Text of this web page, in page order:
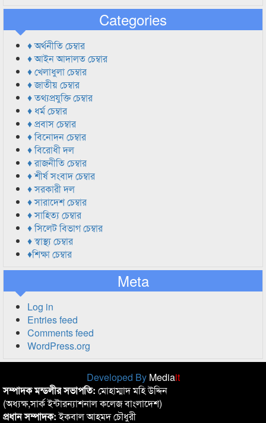
Categories
♦ অর্থনীতি চেম্বার
♦ আইন আদালত চেম্বার
♦ খেলাধুলা চেম্বার
♦ জাতীয় চেম্বার
♦ তথ্যপ্রযুক্তি চেম্বার
♦ ধর্ম চেম্বার
♦ প্রবাস চেম্বার
♦ বিনোদন চেম্বার
♦ বিরোধী দল
♦ রাজনীতি চেম্বার
♦ শীর্ষ সংবাদ চেম্বার
♦ সরকারী দল
♦ সারাদেশ চেম্বার
♦ সাহিত্য চেম্বার
♦ সিলেট বিভাগ চেম্বার
♦ স্বাস্থ্য চেম্বার
♦শিক্ষা চেম্বার
Meta
Log in
Entries feed
Comments feed
WordPress.org
Developed By Mediait
সম্পাদক মন্ডলীর সভাপতি: মোহাম্মাদ মহি উদ্দিন
(অধ্যক্ষ,সার্ক ইন্টারন্যাশনাল কলেজ বাংলাদেশ)
প্রধান সম্পাদক:ইকবাল আহমদ চৌধুরী